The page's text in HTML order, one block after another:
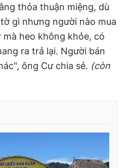
thỏa thuận miệng, dù
gì nhưng người nào mua
heo không khỏe, có
ra trả lại. Người bán
ông Cư chia sẻ. (còn